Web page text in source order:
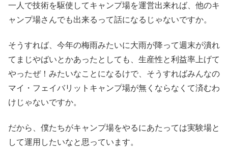
一人で技術を駆使してキャンプ場を運営出来れば、他のキ
ャンプ場さんでも出来るって話になるじゃないですか。
そうすれば、今年の梅雨みたいに大雨が降って週末が潰れ
てまじやばいとかあったとしても、生産性と利益率上げて
やったぜ！みたいなことになるけで、そうすればみんなの
マイ・フェイバリットキャンプ場が無くならなくて済むわ
けじゃないですか。
だから、僕たちがキャンプ場をやるにあたっては実験場と
して運用したいなと思っています。